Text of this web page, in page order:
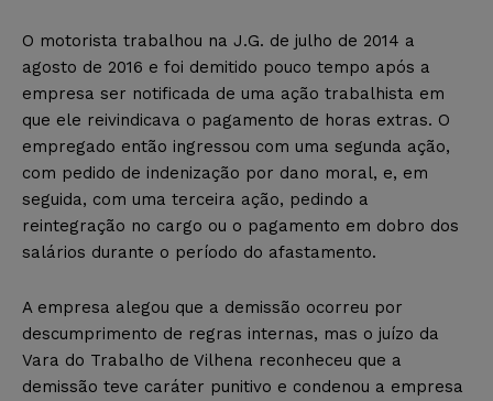
O motorista trabalhou na J.G. de julho de 2014 a
agosto de 2016 e foi demitido pouco tempo após a
empresa ser notificada de uma ação trabalhista em
que ele reivindicava o pagamento de horas extras. O
empregado então ingressou com uma segunda ação,
com pedido de indenização por dano moral, e, em
seguida, com uma terceira ação, pedindo a
reintegração no cargo ou o pagamento em dobro dos
salários durante o período do afastamento.
A empresa alegou que a demissão ocorreu por
descumprimento de regras internas, mas o juízo da
Vara do Trabalho de Vilhena reconheceu que a
demissão teve caráter punitivo e condenou a empresa